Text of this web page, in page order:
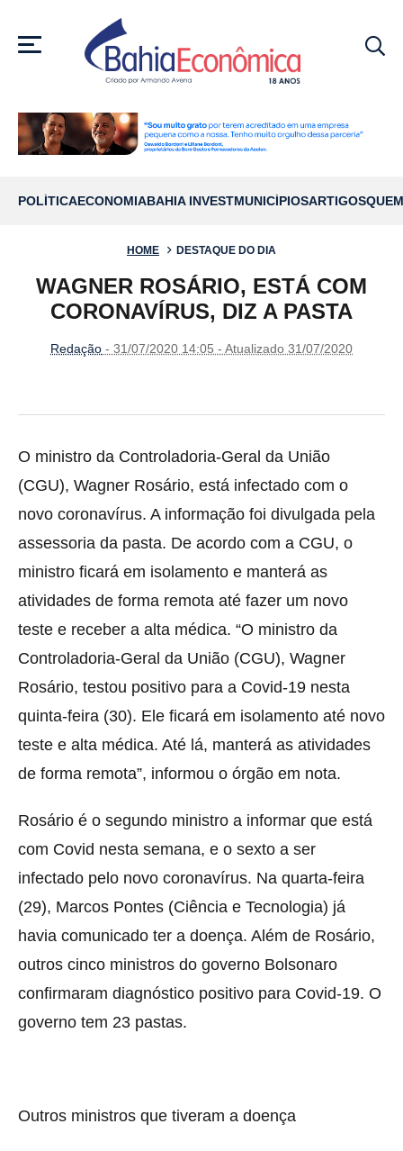
MENU
POLÍTICAECONOMIABAHIA INVESTMUNICÍPIOSARTIGOS
HOME DESTAQUE DO DIA
WAGNER ROSÁRIO, ESTÁ COM
CORONAVÍRUS, DIZ A PASTA
Redação - 31/07/2020 14:05 - Atualizado 31/07/2020
O ministro da Controladoria-Geral da União
(CGU), Wagner Rosário, está infectado com o
novo coronavírus. A informação foi divulgada pela
assessoria da pasta. De acordo com a CGU, o
ministro ficará em isolamento e manterá as
atividades de forma remota até fazer um novo
teste e receber a alta médica. “O ministro da
Controladoria-Geral da União (CGU), Wagner
Rosário, testou positivo para a Covid-19 nesta
quinta-feira (30). Ele ficará em isolamento até novo
teste e alta médica. Até lá, manterá as atividades
de forma remota”, informou o órgão em nota.
Rosário é o segundo ministro a informar que está
com Covid nesta semana, e o sexto a ser
infectado pelo novo coronavírus. Na quarta-feira
(29), Marcos Pontes (Ciência e Tecnologia) já
havia comunicado ter a doença. Além de Rosário,
outros cinco ministros do governo Bolsonaro
confirmaram diagnóstico positivo para Covid-19. O
governo tem 23 pastas.
Outros ministros que tiveram a doença